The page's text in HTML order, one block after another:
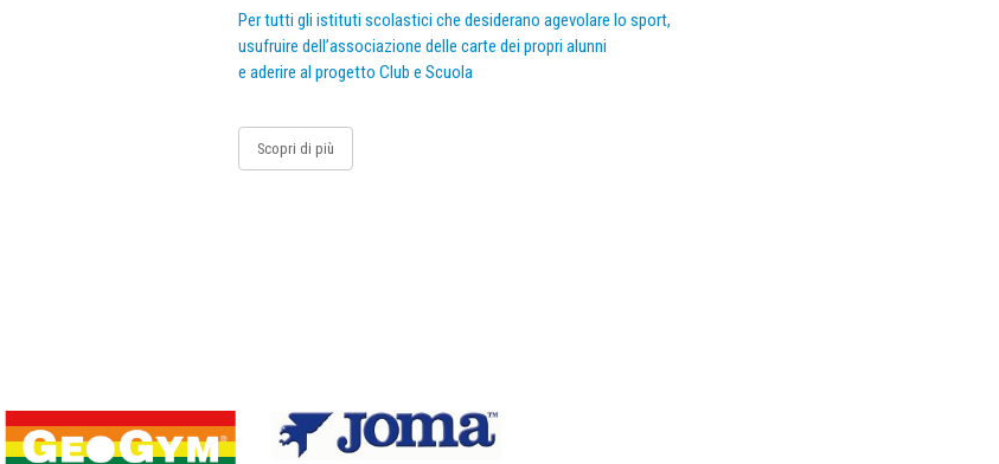
Per tutti gli istituti scolastici che desiderano agevolare lo sport,
usufruire dell’associazione delle carte dei propri alunni
e aderire al progetto Club e Scuola
Scopri di più